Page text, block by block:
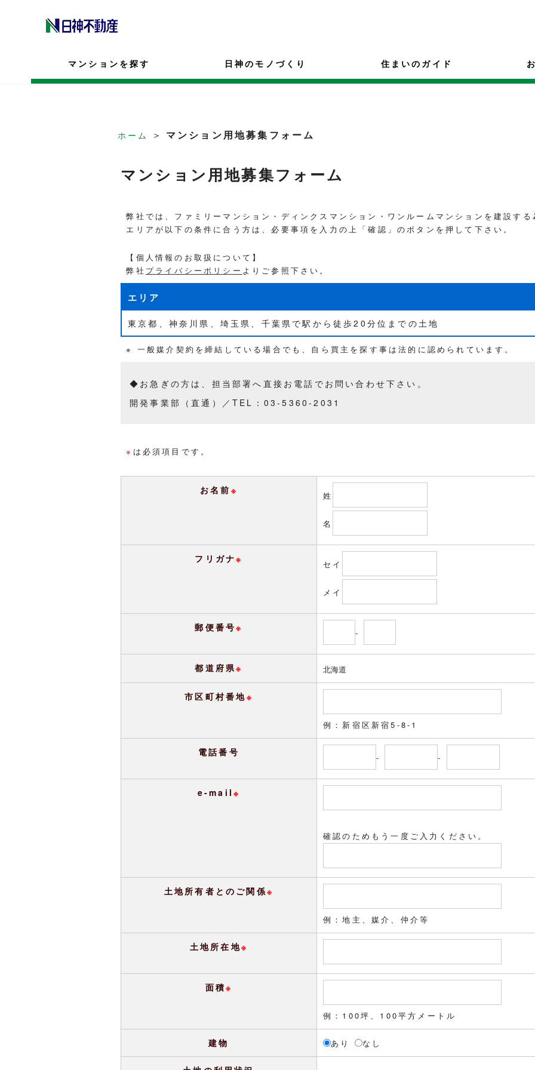
マンションを探す 日神のモノづくり 住まいのガイド
ホーム ＞ マンション用地募集フォーム
マンション用地募集フォーム
弊社では、ファミリーマンション・ディンクスマンション・ワンルームマンションを建設す
エリアが以下の条件に合う方は、必要事項を入力の上「確認」のボタンを押して下さい。
【個人情報のお取扱について】
弊社 プライバシーポリシー よりご参照下さい。
エリア
東京都、神奈川県、埼玉県、千葉県で駅から徒歩20分位までの土地
※ 一般媒介契約を締結している場合でも、自ら買主を探す事は法的に認められています。
◆お急ぎの方は、担当部署へ直接お電話でお問い合わせ下さい。
開発事業部（直通）／TEL：03-5360-2031
※ は必須項目です。
お名前 ※ 姓
名
フリガナ※ セイ
メイ
郵便番号※ -
都道府県※
市区町村番地※
例：新宿区新宿5-8-1
電話番号 - -
e-mail ※
確認のためもう一度ご入力ください。
土地所有者とのご関係※
例：地主、媒介、仲介等
土地所在地※
面積※
例：100坪、100平方メートル
建物 あり なし